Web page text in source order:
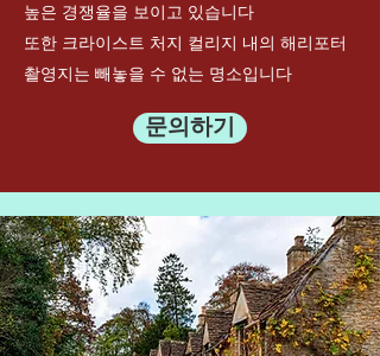
높은 경쟁율을 보이고 있습니다
또한 크라이스트 처지 컬리지 내의 해리포터
촬영지는 빼놓을 수 없는 명소입니다
문의하기